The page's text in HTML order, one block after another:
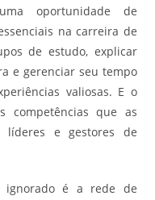
oportunidade de
na carreira de
de estudo, explicar
e gerenciar seu tempo
valiosas. E o
competências que as
líderes e gestores de
é a rede de